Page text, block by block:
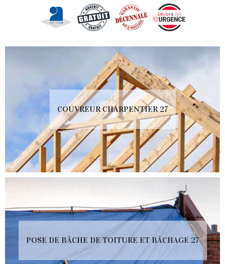
COUVREUR CHARPENTIER 27
POSE DE BÂCHE DE TOITURE ET BÂCHAGE 27